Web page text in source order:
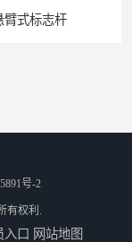
臂式标志杆
号-2
有权利.
入口 网站地图